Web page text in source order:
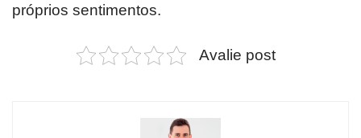
próprios sentimentos.
Avalie post